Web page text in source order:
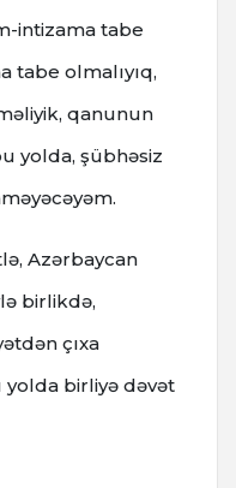
intizama tabe
tabe olmalıyıq,
qanunun
yolda, şübhəsiz
Azərbaycan
birlikdə,
çıxa
yolda birliyə dəvət